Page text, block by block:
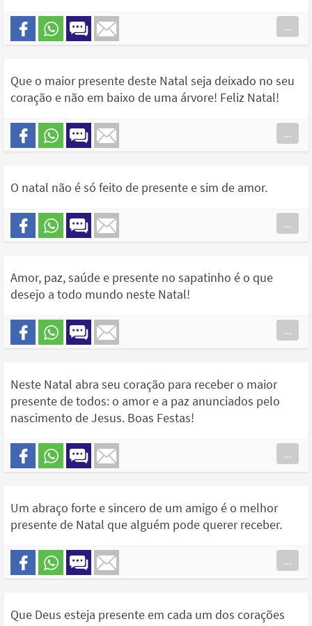
...
Que o maior presente deste Natal seja deixado no seu
coração e não em baixo de uma árvore! Feliz Natal!
...
O natal não é só feito de presente e sim de amor.
...
Amor, paz, saúde e presente no sapatinho é o que
desejo a todo mundo neste Natal!
...
Neste Natal abra seu coração para receber o maior
presente de todos: o amor e a paz anunciados pelo
nascimento de Jesus. Boas Festas!
...
Um abraço forte e sincero de um amigo é o melhor
presente de Natal que alguém pode querer receber.
...
Que Deus esteja presente em cada um dos corações